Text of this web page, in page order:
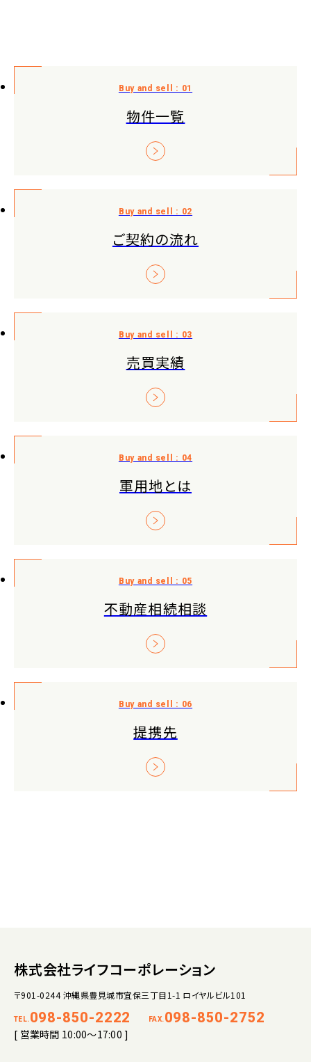
物件一覧
ご契約の流れ
売買実績
軍用地とは
不動産相続相談
提携先
株式会社ライフコーポレーション
〒901-0244 沖縄県豊見城市宜保三丁目1-1 ロイヤルビル101
TEL. 098-850-2222 FAX. 098-850-2752
[ 営業時間 10:00～17:00 ]